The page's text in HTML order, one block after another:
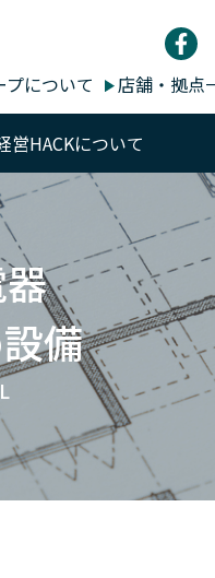
プについて 店舗・拠点
営HACKについて
備